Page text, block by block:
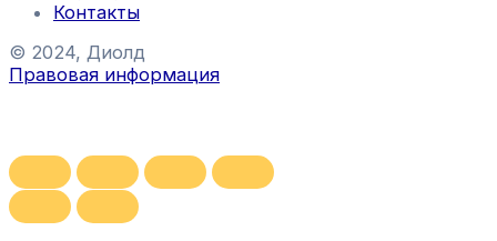
Контакты
© 2024, Диолд
Правовая информация